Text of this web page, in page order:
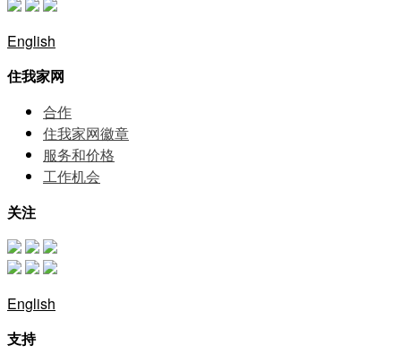
English
住我家网
合作
住我家网徽章
服务和价格
⼯作机会
关注
English
支持